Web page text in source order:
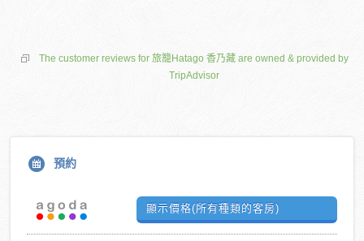
The customer reviews for 旅籠Hatago 香乃藏 are owned & provided by
TripAdvisor
預約
顯示價格(所有種類的客房)